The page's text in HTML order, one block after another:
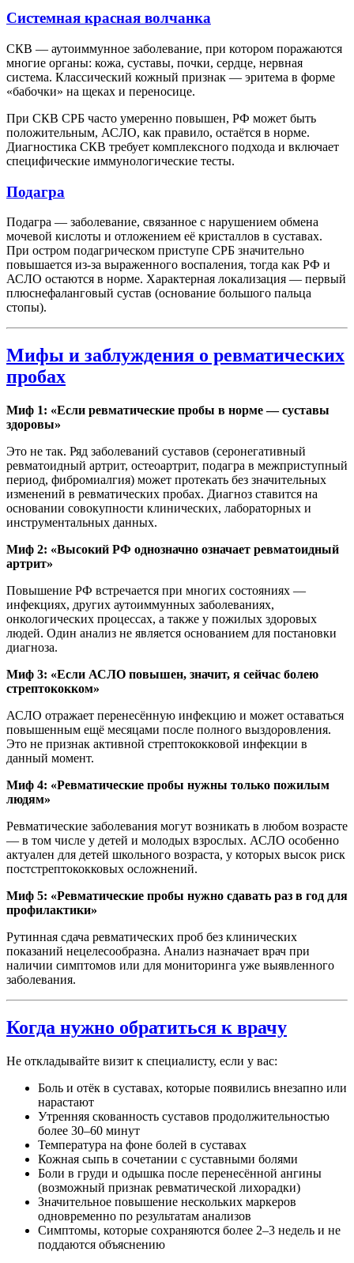
Системная красная волчанка
СКВ — аутоиммунное заболевание, при котором поражаются
многие органы: кожа, суставы, почки, сердце, нервная
система. Классический кожный признак — эритема в форме
«бабочки» на щеках и переносице.
При СКВ СРБ часто умеренно повышен, РФ может быть
положительным, АСЛО, как правило, остаётся в норме.
Диагностика СКВ требует комплексного подхода и включает
специфические иммунологические тесты.
Подагра
Подагра — заболевание, связанное с нарушением обмена
мочевой кислоты и отложением её кристаллов в суставах.
При остром подагрическом приступе СРБ значительно
повышается из-за выраженного воспаления, тогда как РФ и
АСЛО остаются в норме. Характерная локализация — первый
плюснефаланговый сустав (основание большого пальца
стопы).
Мифы и заблуждения о ревматических
пробах
Миф 1: «Если ревматические пробы в норме — суставы
здоровы»
Это не так. Ряд заболеваний суставов (серонегативный
ревматоидный артрит, остеоартрит, подагра в межприступный
период, фибромиалгия) может протекать без значительных
изменений в ревматических пробах. Диагноз ставится на
основании совокупности клинических, лабораторных и
инструментальных данных.
Миф 2: «Высокий РФ однозначно означает ревматоидный
артрит»
Повышение РФ встречается при многих состояниях —
инфекциях, других аутоиммунных заболеваниях,
онкологических процессах, а также у пожилых здоровых
людей. Один анализ не является основанием для постановки
диагноза.
Миф 3: «Если АСЛО повышен, значит, я сейчас болею
стрептококком»
АСЛО отражает перенесённую инфекцию и может оставаться
повышенным ещё месяцами после полного выздоровления.
Это не признак активной стрептококковой инфекции в
данный момент.
Миф 4: «Ревматические пробы нужны только пожилым
людям»
Ревматические заболевания могут возникать в любом возрасте
— в том числе у детей и молодых взрослых. АСЛО особенно
актуален для детей школьного возраста, у которых высок риск
постстрептококковых осложнений.
Миф 5: «Ревматические пробы нужно сдавать раз в год для
профилактики»
Рутинная сдача ревматических проб без клинических
показаний нецелесообразна. Анализ назначает врач при
наличии симптомов или для мониторинга уже выявленного
заболевания.
Когда нужно обратиться к врачу
Не откладывайте визит к специалисту, если у вас:
Боль и отёк в суставах, которые появились внезапно или
нарастают
Утренняя скованность суставов продолжительностью
более 30–60 минут
Температура на фоне болей в суставах
Кожная сыпь в сочетании с суставными болями
Боли в груди и одышка после перенесённой ангины
(возможный признак ревматической лихорадки)
Значительное повышение нескольких маркеров
одновременно по результатам анализов
Симптомы, которые сохраняются более 2–3 недель и не
поддаются объяснению